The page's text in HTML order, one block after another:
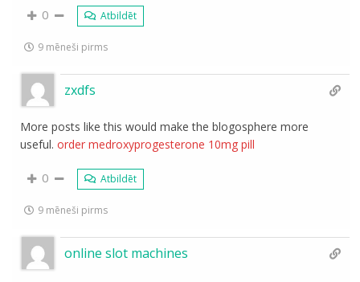
0 Atbildēt
9 mēneši pirms
zxdfs
More posts like this would make the blogosphere more
useful.order medroxyprogesterone 10mg pill
0 Atbildēt
9 mēneši pirms
online slot machines